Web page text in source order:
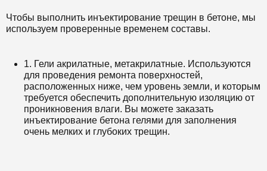
Чтобы выполнить инъектирование трещин в бетоне, мы
используем проверенные временем составы.
1. Гели акрилатные, метакрилатные. Используются
для проведения ремонта поверхностей,
расположенных ниже, чем уровень земли, и которым
требуется обеспечить дополнительную изоляцию от
проникновения влаги. Вы можете заказать
инъектирование бетона гелями для заполнения
очень мелких и глубоких трещин.